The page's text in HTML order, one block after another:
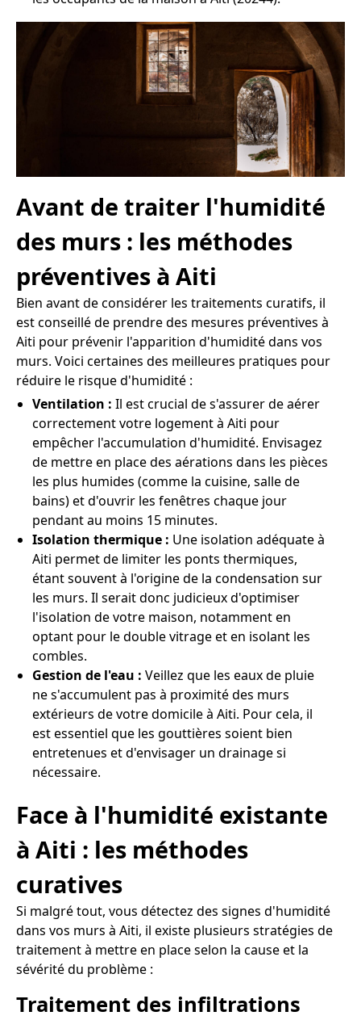
Avant de traiter l'humidité
des murs : les méthodes
préventives à Aiti
Bien avant de considérer les traitements curatifs, il
est conseillé de prendre des mesures préventives à
Aiti pour prévenir l'apparition d'humidité dans vos
murs. Voici certaines des meilleures pratiques pour
réduire le risque d'humidité :
Ventilation : Il est crucial de s'assurer de aérer
correctement votre logement à Aiti pour
empêcher l'accumulation d'humidité. Envisagez
de mettre en place des aérations dans les pièces
les plus humides (comme la cuisine, salle de
bains) et d'ouvrir les fenêtres chaque jour
pendant au moins 15 minutes.
Isolation thermique : Une isolation adéquate à
Aiti permet de limiter les ponts thermiques,
étant souvent à l'origine de la condensation sur
les murs. Il serait donc judicieux d'optimiser
l'isolation de votre maison, notamment en
optant pour le double vitrage et en isolant les
combles.
Gestion de l'eau : Veillez que les eaux de pluie
ne s'accumulent pas à proximité des murs
extérieurs de votre domicile à Aiti. Pour cela, il
est essentiel que les gouttières soient bien
entretenues et d'envisager un drainage si
nécessaire.
Face à l'humidité existante
à Aiti : les méthodes
curatives
Si malgré tout, vous détectez des signes d'humidité
dans vos murs à Aiti, il existe plusieurs stratégies de
traitement à mettre en place selon la cause et la
sévérité du problème :
Traitement des infiltrations